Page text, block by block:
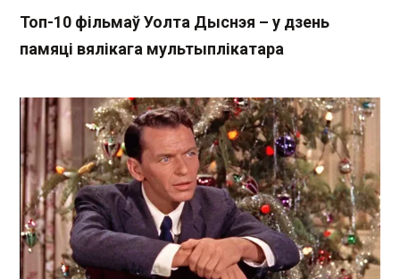
Топ-10 фільмаў Уолта Дыснэя – у дзень
памяці вялікага мультыплікатара